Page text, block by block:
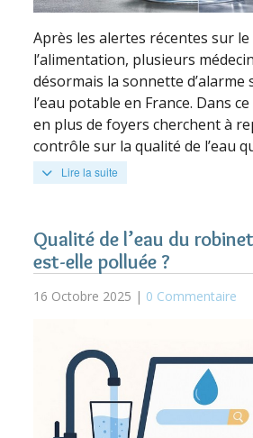
Après les alertes récentes sur le
l’alimentation, plusieurs
désormais la sonnette d’alarme
l’eau potable en France. Dans
en plus de foyers cherchent à
contrôle sur la qualité de l’eau
Lire la suite
Qualité de l’eau du
est-elle polluée ?
16 Octobre 2025 | 0 Commentaire